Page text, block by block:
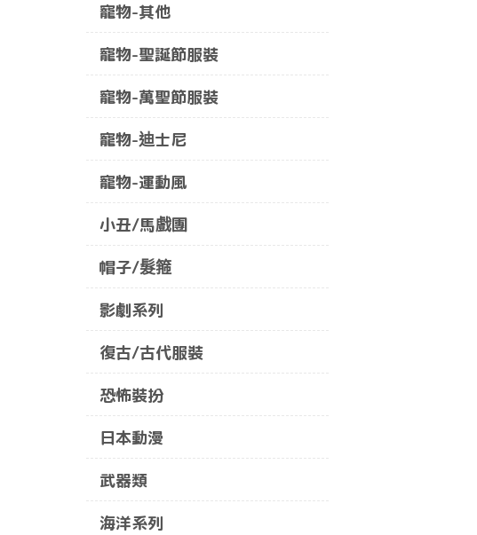
寵物-其他
寵物-聖誕節服裝
寵物-萬聖節服裝
寵物-迪士尼
寵物-運動風
小丑/馬戲團
帽子/髮箍
影劇系列
復古/古代服裝
恐怖裝扮
日本動漫
武器類
海洋系列